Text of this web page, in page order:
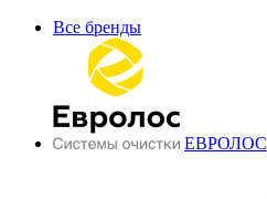
Все бренды
ЕВРОЛОС